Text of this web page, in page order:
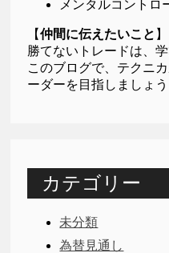
メンタルコントロ
【仲間に伝えたいこと 】
勝てないトレードは、
このブログで、テクニ
ーダーを目指しましょう
カテゴリー
未分類
為替見通し